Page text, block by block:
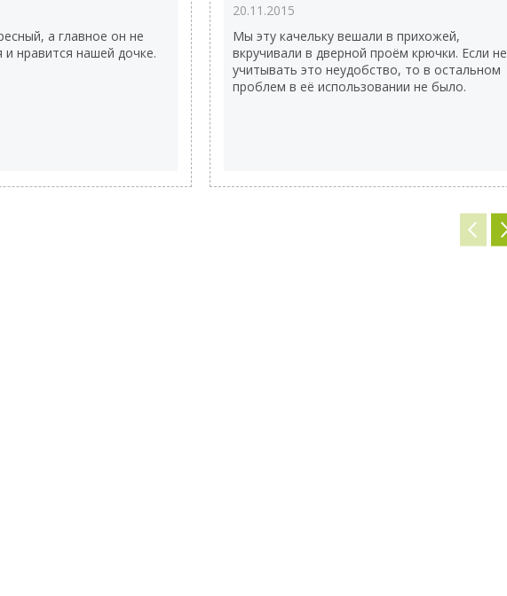
а главное он не
и нравится нашей дочке.
20.11.2015
Мы эту качельку вешали в прихожей,
вкручивали в дверной проём крючки. Если не
учитывать это неудобство, то в остальном
проблем в её использовании не было.